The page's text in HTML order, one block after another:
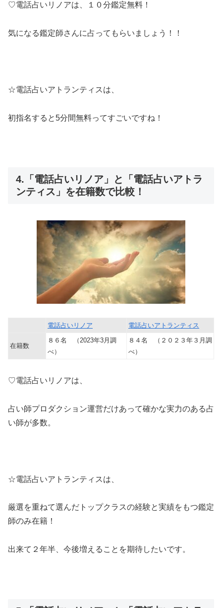
♡電話占いリノアは、１０分鑑定無料！
気になる鑑定師さんに占ってもらいましょう！！
☆電話占いアトランティスは、
初指名すると5分間無料ってすごいですね！
4.「電話占いリノア」と「電話占いアトラ
ンティス」を在籍数で比較！
電話占いリノア 電話占いアトランティス
在籍数
８６名 （2023年3月調
べ）
８４名 （２０２３年３月調
べ）
♡電話占いリノアは、
占い師プロダクション運営だけあって確かな実力のある占
い師が多数。
☆電話占いアトランティスは、
厳選を重ねて選んだトップクラスの経験と実績をもつ鑑定
師のみ在籍！
出来て２年半、今後増えることを期待したいです。